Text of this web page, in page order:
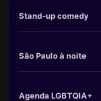
Stand-up comedy
São Paulo à noite
Agenda LGBTQIA+